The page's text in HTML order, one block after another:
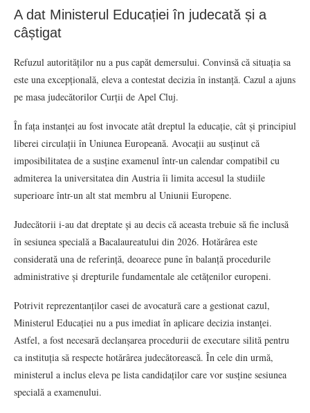
A dat Ministerul Educației în judecată și a
câștigat
Refuzul autorităților nu a pus capăt demersului. Convinsă că situația sa
este una excepțională, eleva a contestat decizia în instanță. Cazul a ajuns
pe masa judecătorilor Curții de Apel Cluj.
În fața instanței au fost invocate atât dreptul la educație, cât și principiul
liberei circulații în Uniunea Europeană. Avocații au susținut că
imposibilitatea de a susține examenul într-un calendar compatibil cu
admiterea la universitatea din Austria îi limita accesul la studiile
superioare într-un alt stat membru al Uniunii Europene.
Judecătorii i-au dat dreptate și au decis că aceasta trebuie să fie inclusă
în sesiunea specială a Bacalaureatului din 2026. Hotărârea este
considerată una de referință, deoarece pune în balanță procedurile
administrative și drepturile fundamentale ale cetățenilor europeni.
Potrivit reprezentanților casei de avocatură care a gestionat cazul,
Ministerul Educației nu a pus imediat în aplicare decizia instanței.
Astfel, a fost necesară declanșarea procedurii de executare silită pentru
ca instituția să respecte hotărârea judecătorească. În cele din urmă,
ministerul a inclus eleva pe lista candidaților care vor susține sesiunea
specială a examenului.